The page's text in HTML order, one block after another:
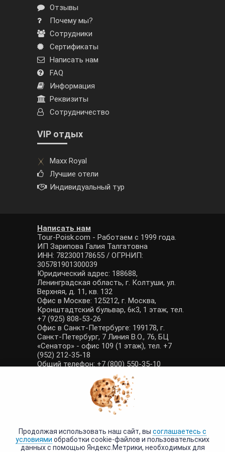
Отзывы
Почему мы?
Сотрудники
Сертификаты
Написать нам
FAQ
Информация
Реквизиты
Сотрудничество
VIP отдых
Maxx Royal
Лучшие отели
Индивидуальный тур
Написать нам
Tour-Poisk.com - Работаем с 1999 года.
ИП Зарипова Галия Талгатовна
ИНН: 782300178655 / ОГРНИП:
305781901300039
Юридический адрес: 188688,
Ленинградская область, г. Колтуши, ул.
Верхняя, д. 11, кв. 132
Офис в Москве: 125212, г. Москва,
Кронштадтский бульвар, 6к3, 1 этаж, тел.
+7 (925) 808-53-26
Офис в Санкт-Петербурге: 199178, г.
Санкт-Петербург, 7 Линия В.О., 76, БЦ
«Сенатор» - офис 109 (1 этаж), тел. +7
(952) 212-35-18
Общий телефон: +7 (800) 550-35-10
E-mail: manager@tour-poisk.com (общие
вопросы), admin@tour-poisk.com (жалобы)
Номер в Общероссийском реестре
туристических агентств: РТА 0003424
Политика конфиденциальности
Продолжая использовать наш сайт, вы соглашаетесь с
условиями обработки cookie-файлов и пользовательских
данных с помощью Яндекс.Метрики, необходимых для